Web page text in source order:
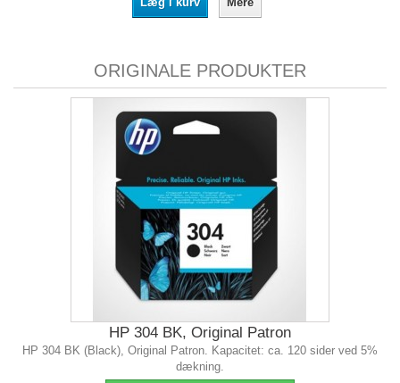
ORIGINALE PRODUKTER
HP 304 BK, Original Patron
HP 304 BK (Black), Original Patron. Kapacitet: ca. 120 sider ved 5%
dækning.